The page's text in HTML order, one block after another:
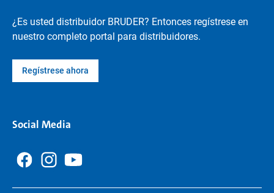
¿Es usted distribuidor BRUDER? Entonces regístrese en
nuestro completo portal para distribuidores.
Regístrese ahora
Social Media